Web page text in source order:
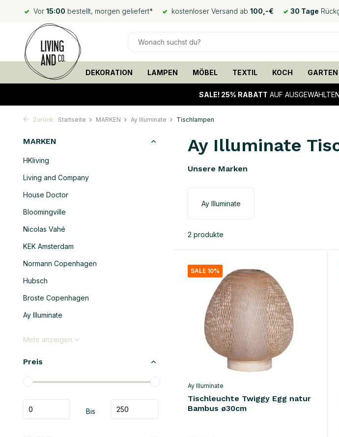
Vor 15:00 bestellt, morgen geliefert* kostenloser Versand ab 100,-€ 30 Tage
DEKORATION LAMPEN MÖBEL TEXTIL KOCH GARTEN
SALE! 25% RABATT AUF
Zurück Startseite MARKEN Ay Illuminate Tischlampen
MARKEN
HKliving
Living and Company
House Doctor
Bloomingville
Nicolas Vahé
KEK Amsterdam
Normann Copenhagen
Hubsch
Broste Copenhagen
Ay Illuminate
Mehr anzeigen
Preis
Bis
Ay Illuminate
Unsere Marken
Ay Illuminate
2 produkte
SALE 10%
Ay Illuminate
Tischleuchte Twiggy Egg natur
Bambus ø30cm